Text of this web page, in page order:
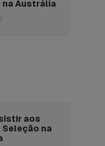
Austrália
aos
Seleção na